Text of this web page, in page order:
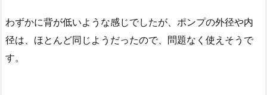
わずかに背が低いような感じでしたが、ポンプの外径や内
径は、ほとんど同じようだったので、問題なく使えそうで
す。